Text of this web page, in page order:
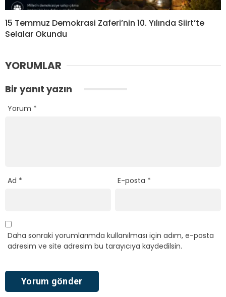
15 Temmuz Demokrasi Zaferi’nin 10. Yılında Siirt’te
Selalar Okundu
YORUMLAR
Bir yanıt yazın
Yorum *
Ad * E-posta *
Daha sonraki yorumlarımda kullanılması için adım, e-posta
adresim ve site adresim bu tarayıcıya kaydedilsin.